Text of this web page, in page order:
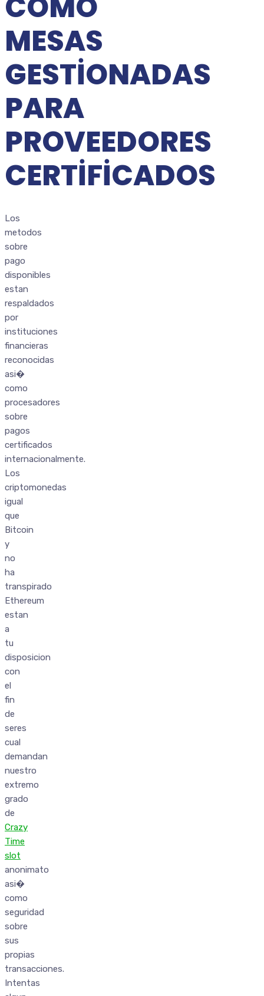
MESAS
GESTIONADAS
PARA
PROVEEDORES
CERTIFICADOS
Los
metodos
sobre
pago
disponibles
estan
respaldados
por
instituciones
financieras
reconocidas
asi�
como
procesadores
sobre
pagos
certificados
internacionalmente.
Los
criptomonedas
igual
que
Bitcoin
y
no
ha
transpirado
Ethereum
estan
a
tu
disposicion
con
el
fin
de
seres
cual
demandan
nuestro
extremo
grado
de
Crazy
Time
slot
anonimato
asi�
como
seguridad
sobre
sus
propias
transacciones.
Intentas